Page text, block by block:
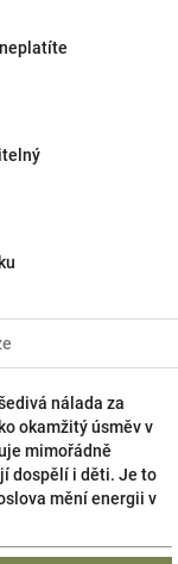
nálada za
okamžitý úsměv v
mimořádně
dospělí i děti. Je to
mění energii v